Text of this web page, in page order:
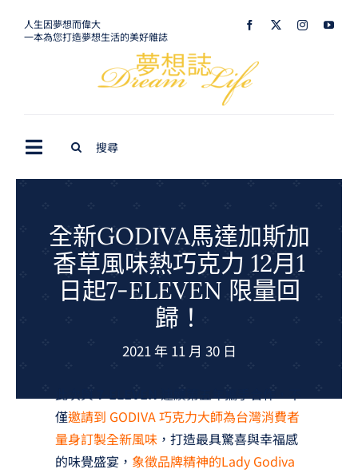
人生因夢想而偉大
一本為您打造夢想生活的美好雜誌
Toggle
Navigation
生活美學
室內設計
購屋指南
GCU大賽
夢想購物
全新GODIVA馬達加斯加
香草風味熱巧克力 12月1
日起7-ELEVEN 限量回
歸！
2021 年 11 月 30 日
此次與7-ELEVEN連續第五年攜手合作，不
僅邀請到 GODIVA 巧克力大師為台灣消費者
量身訂製全新風味，打造最具驚喜與幸福感
的味覺盛宴， 象徵品牌精神的Lady Godiva